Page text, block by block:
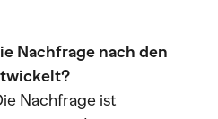
Nachfrage nach den
Nachfrage ist